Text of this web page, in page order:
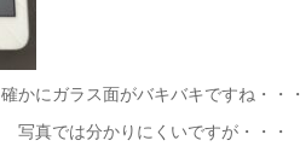
確かにガラス面がバキバキですね・・・
写真では分かりにくいですが・・・